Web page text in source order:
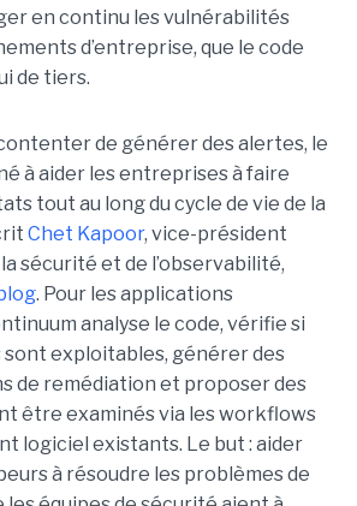
en continu les vulnérabilités
d’entreprise, que le code
de tiers.
de générer des alertes, le
à aider les entreprises à faire
tout au long du cycle de vie de la
Chet Kapoor, vice-président
la sécurité et de l’observabilité,
. Pour les applications
analyse le code, vérifie si
exploitables, générer des
de remédiation et proposer des
être examinés via les workflows
logiciel existants. Le but : aider
à résoudre les problèmes de